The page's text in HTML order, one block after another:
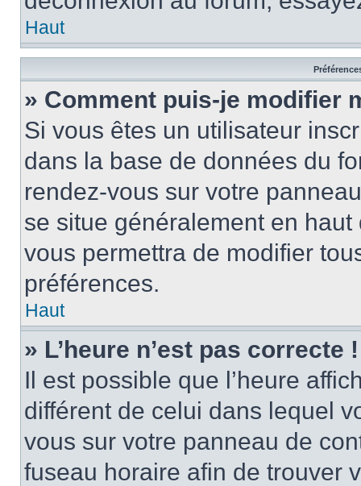
Haut
» Comment puis-je modifier
Si vous êtes un utilisateur
dans la base de données du
rendez-vous sur votre
se situe généralement en
vous permettra de modifier
préférences.
Haut
» L’heure n’est pas correcte !
Il est possible que l’heure
différent de celui dans lequel
vous sur votre panneau de
fuseau horaire afin de trouver